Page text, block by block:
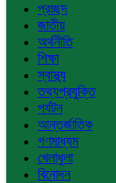
প্রচ্ছদ
জাতীয়
অর্থনীতি
শিক্ষা
স্বাস্থ্য
তথ্যপ্রযুক্তি
পর্যটন
আন্তর্জাতিক
গণমাধ্যম
খেলাধুলা
বিনোদন